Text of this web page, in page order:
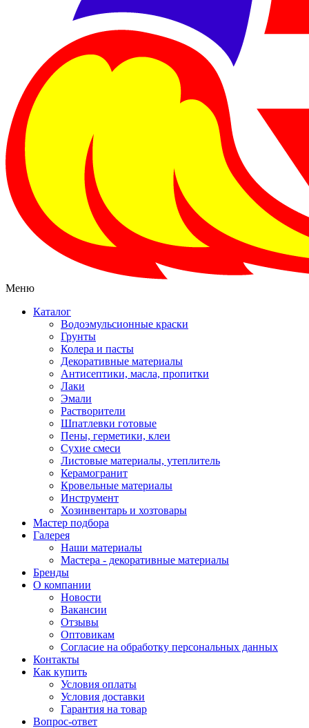
Меню
Каталог
Водоэмульсионные краски
Грунты
Колера и пасты
Декоративные материалы
Антисептики, масла, пропитки
Лаки
Эмали
Растворители
Шпатлевки готовые
Пены, герметики, клеи
Сухие смеси
Листовые материалы, утеплитель
Керамогранит
Кровельные материалы
Инструмент
Хозинвентарь и хозтовары
Мастер подбора
Галерея
Наши материалы
Мастера - декоративные материалы
Бренды
О компании
Новости
Вакансии
Отзывы
Оптовикам
Cогласие на обработку персональных данных
Контакты
Как купить
Условия оплаты
Условия доставки
Гарантия на товар
Вопрос-ответ